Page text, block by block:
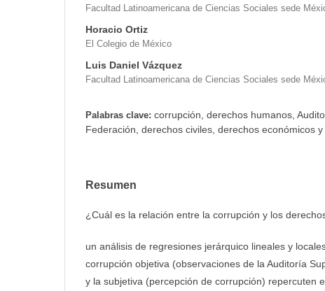
Facultad Latinoamericana de Ciencias Sociales sede
Horacio Ortiz
El Colegio de México
Luis Daniel Vázquez
Facultad Latinoamericana de Ciencias Sociales sede
Palabras clave: corrupción, derechos humanos,
Federación, derechos civiles, derechos económicos
Resumen
¿Cuál es la relación entre la corrupción y los
un análisis de regresiones jerárquico lineales y
corrupción objetiva (observaciones de la Auditoría
y la subjetiva (percepción de corrupción) repercuten